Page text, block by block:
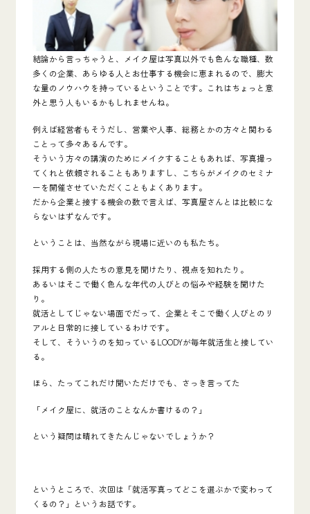
結論から言っちゃうと、メイク屋は写真以外でも色んな職種、数
多くの企業、あらゆる人とお仕事する機会に恵まれるので、膨大
な量のノウハウを持っている ということです。これはちょっと意
外と思う人もいるかもしれませんね。
例えば経営者もそうだし、営業や人事、総務とかの方々と関わる
ことって多々あるんです。
そういう方々の講演のためにメイクすることもあれば、写真撮っ
てくれと依頼されることもありますし、こちらがメイクのセミナ
ーを開催させていただくこともよくあります。
だから企業と接する機会の数で言えば、写真屋さんとは比較にな
らないはずなんです。
ということは、 当然ながら現場に近いのも私たち。
採用する側の人たちの意見を聞けたり、視点を知れたり。
あるいはそこで働く色んな年代の人びとの悩みや経験を聞けた
り。
就活としてじゃない場面でだって、企業とそこで働く人びとのリ
アルと日常的に接しているわけです。
そして、そういうのを知っているLOODYが毎年就活生と接してい
る。
ほら、たってこれだけ聞いただけでも、さっき言ってた
「メイク屋に、就活のことなんか書けるの？」
という疑問は晴れてきたんじゃないでしょうか？
というところで、次回は「就活写真ってどこを選ぶかで変わって
くるの？」というお話です。